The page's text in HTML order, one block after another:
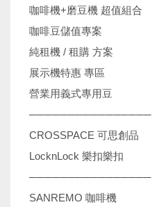
咖啡機+磨豆機 超值組合
咖啡豆儲值專案
純租機 / 租購 方案
展示機特惠 專區
營業用義式專用豆
────────────────
CROSSPACE 可思創品
LocknLock 樂扣樂扣
────────────────
SANREMO 咖啡機